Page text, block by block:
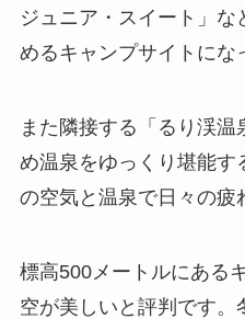
ジュニア・スイート」な
めるキャンプサイトにな
また隣接する「るり渓
め温泉をゆっくり堪能す
の空気と温泉で日々の疲
標高500メートルにある
空が美しいと評判です